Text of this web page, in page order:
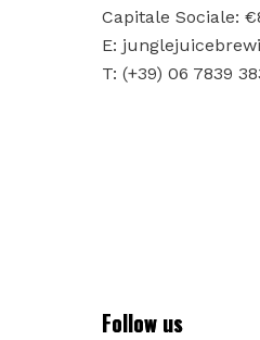
Capitale Sociale:
E:
T: (+39) 06 7839
Follow us